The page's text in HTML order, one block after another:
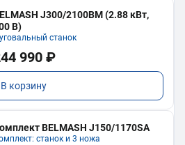
J300/2100ВМ (2.88 кВт,
В)
станок
990 ₽
В корзину
BELMASH J150/1170SA
станок и 3 ножа